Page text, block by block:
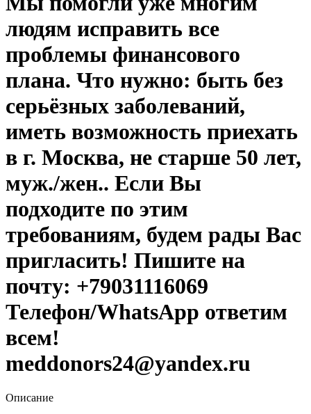
людям исправить все
проблемы финансового
плана. Что нужно: быть без
серьёзных заболеваний,
иметь возможность приехать
в г. Москва, не старше 50 лет,
муж./жен.. Если Вы
подходите по этим
требованиям, будем рады Вас
пригласить! Пишите на
почту: +79031116069
Телефон/WhatsApp ответим
всем!
meddonors24@yandex.ru
Описание